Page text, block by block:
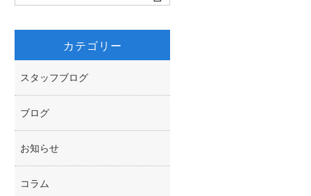
カテゴリー
スタッフブログ
ブログ
お知らせ
コラム